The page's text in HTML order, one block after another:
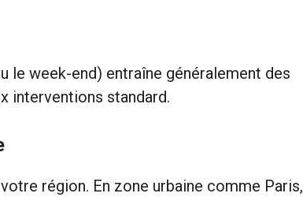
le week-end) entraîne généralement des
interventions standard.
région. En zone urbaine comme Paris,